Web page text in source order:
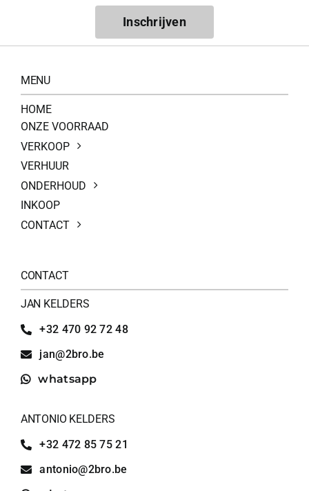
Inschrijven
MENU
HOME
ONZE VOORRAAD
VERKOOP
VERHUUR
ONDERHOUD
INKOOP
CONTACT
CONTACT
JAN KELDERS
+32 470 92 72 48
jan@2bro.be
whatsapp
ANTONIO KELDERS
+32 472 85 75 21
antonio@2bro.be